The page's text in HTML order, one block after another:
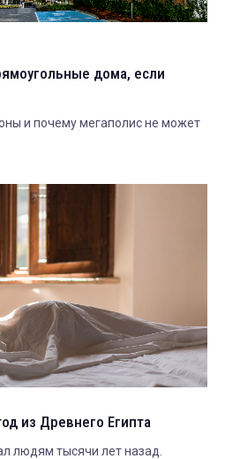
дома, если
и почему мегаполис не может
из Древнего Египта
людям тысячи лет назад.